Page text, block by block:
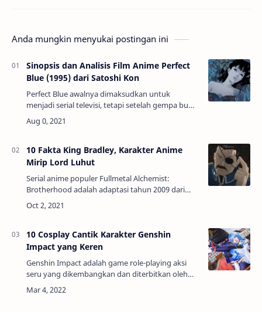
Anda mungkin menyukai postingan ini
Sinopsis dan Analisis Film Anime Perfect
Blue (1995) dari Satoshi Kon
Perfect Blue awalnya dimaksudkan untuk
menjadi serial televisi, tetapi setelah gempa bumi
Kobe pada tahun 1995, studio produksi
mengalami kerusakan parah yang
10 Fakta King Bradley, Karakter Anime
Mirip Lord Luhut
Serial anime populer Fullmetal Alchemist:
Brotherhood adalah adaptasi tahun 2009 dari
serial manga Fullmetal Alchemist karya Hiromu
Arakawa. Di dunia fantasi steampunk ini, ad…
10 Cosplay Cantik Karakter Genshin
Impact yang Keren
Genshin Impact adalah game role-playing aksi
seru yang dikembangkan dan diterbitkan oleh
miHoYo.Genshin Impact adalah MMORPG
petualangan dunia terbuka dengan banyak